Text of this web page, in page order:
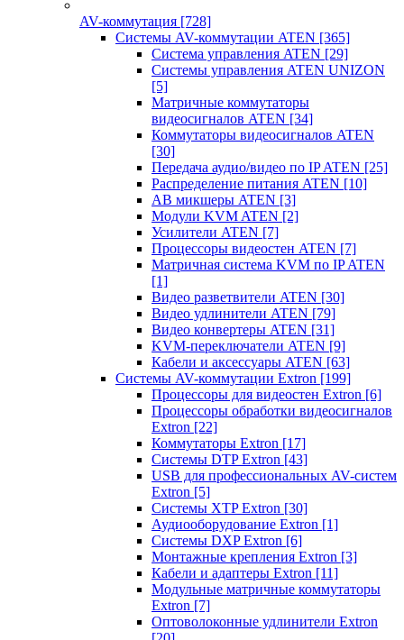
AV-коммутация [728]
Системы AV-коммутации ATEN [365]
Система управления ATEN [29]
Системы управления ATEN UNIZON
[5]
Матричные коммутаторы
видеосигналов ATEN [34]
Коммутаторы видеосигналов ATEN
[30]
Передача аудио/видео по IP ATEN [25]
Распределение питания ATEN [10]
АВ микшеры ATEN [3]
Модули KVM ATEN [2]
Усилители ATEN [7]
Процессоры видеостен ATEN [7]
Матричная система KVM по IP ATEN
[1]
Видео разветвители ATEN [30]
Видео удлинители ATEN [79]
Видео конвертеры ATEN [31]
KVM-переключатели ATEN [9]
Кабели и аксессуары ATEN [63]
Системы AV-коммутации Extron [199]
Процессоры для видеостен Extron [6]
Процессоры обработки видеосигналов
Extron [22]
Коммутаторы Extron [17]
Системы DTP Extron [43]
USB для профессиональных AV-систем
Extron [5]
Системы XTP Extron [30]
Аудиооборудование Extron [1]
Системы DXP Extron [6]
Монтажные крепления Extron [3]
Кабели и адаптеры Extron [11]
Модульные матричные коммутаторы
Extron [7]
Оптоволоконные удлинители Extron